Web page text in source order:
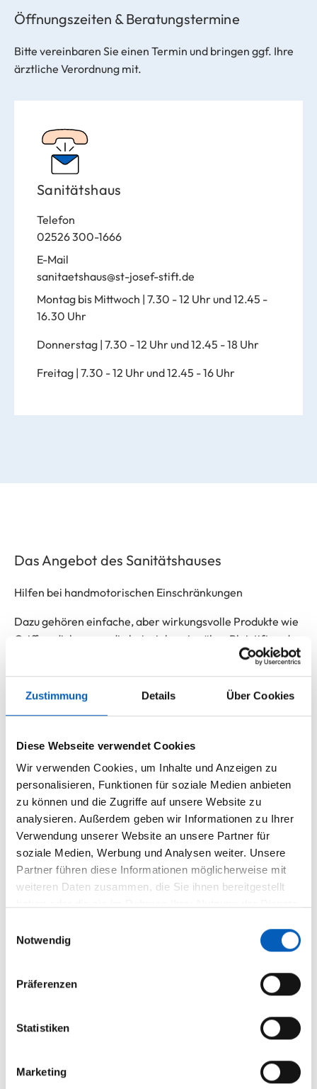
Zustimmung Details Über Cookies
Diese Webseite verwendet Cookies
Wir verwenden Cookies, um Inhalte und Anzeigen zu
personalisieren, Funktionen für soziale Medien anbieten
zu können und die Zugriffe auf unsere Website zu
analysieren. Außerdem geben wir Informationen zu Ihrer
Verwendung unserer Website an unsere Partner für
soziale Medien, Werbung und Analysen weiter. Unsere
Partner führen diese Informationen möglicherweise mit
weiteren Daten zusammen, die Sie ihnen bereitgestellt
Notwendig
Präferenzen
Statistiken
Marketing
Öffnungszeiten & Beratungstermine
Bitte vereinbaren Sie einen Termin und bringen ggf. Ihre
ärztliche Verordnung mit.
Sanitätshaus
Telefon
02526 300-1666
E-Mail
sanitaetshaus@st-josef-stift.de
Montag bis Mittwoch | 7.30 - 12 Uhr und 12.45 -
16.30 Uhr
Donnerstag | 7.30 - 12 Uhr und 12.45 - 18 Uhr
Freitag | 7.30 - 12 Uhr und 12.45 - 16 Uhr
Das Angebot des Sanitätshauses
Hilfen bei handmotorischen Einschränkungen
Dazu gehören einfache, aber wirkungsvolle Produkte wie
Griffverdickungen, die beispielsweise über Bleistifte oder
Kugelschreiber geschoben werden, sowie spezielle
Kugelschreiber mit Gel-Füllung, die ein Schreiben mit
minimalem Druck ermöglichen. So können betroffene
komfortabel schreiben.
Darüber hinaus führen wir praktische Alltagshilfen, die
den Alltag deutlich erleichtern: Dazu zählen Hilfen zum
leichteren Herausziehen von Steckern aus Steckdosen
oder Knöpfhilfen, die das Schließen von Hemden, Blusen
oder Hosenknöpfen vereinfachen.
Wir beraten Sie gerne individuell und zeigen Ihnen
passende Lösungen, die auf Ihr persönliches
Krankheitsbild und Ihre Bedürfnisse abgestimmt sind.